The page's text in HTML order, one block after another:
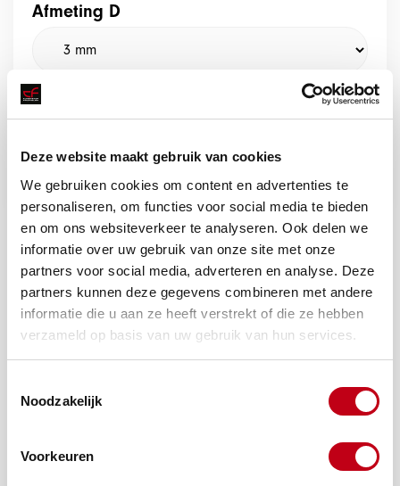
Deze website maakt gebruik van cookies
We gebruiken cookies om content en advertenties te
personaliseren, om functies voor social media te bieden
en om ons websiteverkeer te analyseren. Ook delen we
informatie over uw gebruik van onze site met onze
partners voor social media, adverteren en analyse. Deze
partners kunnen deze gegevens combineren met andere
informatie die u aan ze heeft verstrekt of die ze hebben
verzameld op basis van uw gebruik van hun services.
Noodzakelijk
Voorkeuren
Afmeting D
Offerte aanvragen